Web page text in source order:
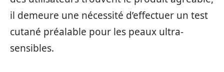
il demeure une nécessité d’effectuer un test
cutané préalable pour les peaux ultra-
sensibles.